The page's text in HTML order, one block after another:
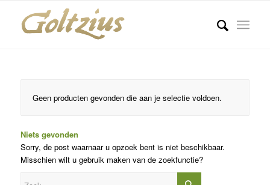
Geen producten gevonden die aan je selectie voldoen.
Niets gevonden
Sorry, de post waarnaar u opzoek bent is niet beschikbaar.
Misschien wilt u gebruik maken van de zoekfunctie?